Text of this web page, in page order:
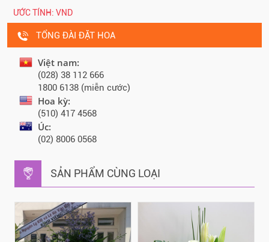
ƯỚC TÍNH: VND
TỔNG ĐÀI ĐẶT HOA
Việt nam:
(028) 38 112 666
1800 6138 (miễn cước)
Hoa kỳ:
(510) 417 4568
Úc:
(02) 8006 0568
SẢN PHẨM CÙNG LOẠI